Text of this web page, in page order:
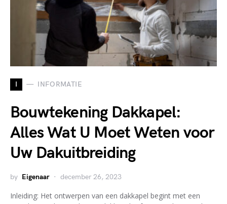
I INFORMATIE
Bouwtekening Dakkapel:
Alles Wat U Moet Weten voor
Uw Dakuitbreiding
by Eigenaar december 26, 2023
Inleiding: Het ontwerpen van een dakkapel begint met een